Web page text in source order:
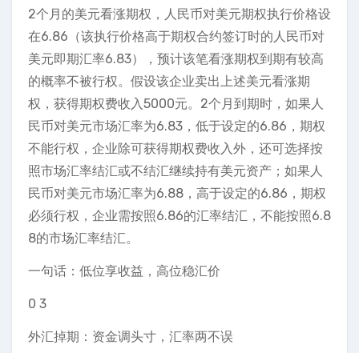
2个月的美元看涨期权，人民币对美元期权执行价格设
在6.86（该执行价格高于期权合约签订时的人民币对
美元即期汇率6.83），预计该笔看涨期权到期有较高
的概率不被行权。假设该企业卖出上述美元看涨期
权，获得期权费收入5000元。2个月到期时，如果人
民币对美元市场汇率为6.83，低于设定的6.86，期权
不能行权，企业除可获得期权费收入外，还可选择按
照市场汇率结汇或不结汇继续持有美元资产；如果人
民币对美元市场汇率为6.88，高于设定的6.86，期权
必须行权，企业需按照6.86的汇率结汇，不能按照6.8
8的市场汇率结汇。
一句话：低位享收益，高位稳汇价
0 3
外汇掉期：资金调头寸，汇率两不误